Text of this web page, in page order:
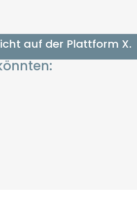
auf der Plattform X.